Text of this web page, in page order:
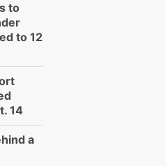
to
to 12
14
a